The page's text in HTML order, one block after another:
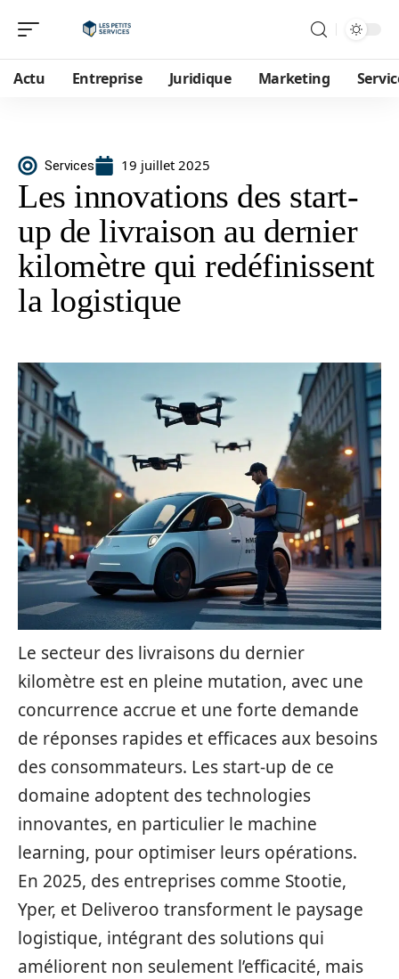
Actu Entreprise Juridique Marketing
Services 19 juillet 2025
Les innovations des start-
up de livraison au dernier
kilomètre qui redéfinissent
la logistique
Le secteur des livraisons du dernier
kilomètre est en pleine mutation, avec une
concurrence accrue et une forte demande
de réponses rapides et efficaces aux besoins
des consommateurs. Les start-up de ce
domaine adoptent des technologies
innovantes, en particulier le machine
learning, pour optimiser leurs opérations.
En 2025, des entreprises comme Stootie,
Yper, et Deliveroo transforment le paysage
logistique, intégrant des solutions qui
améliorent non seulement l’efficacité, mais